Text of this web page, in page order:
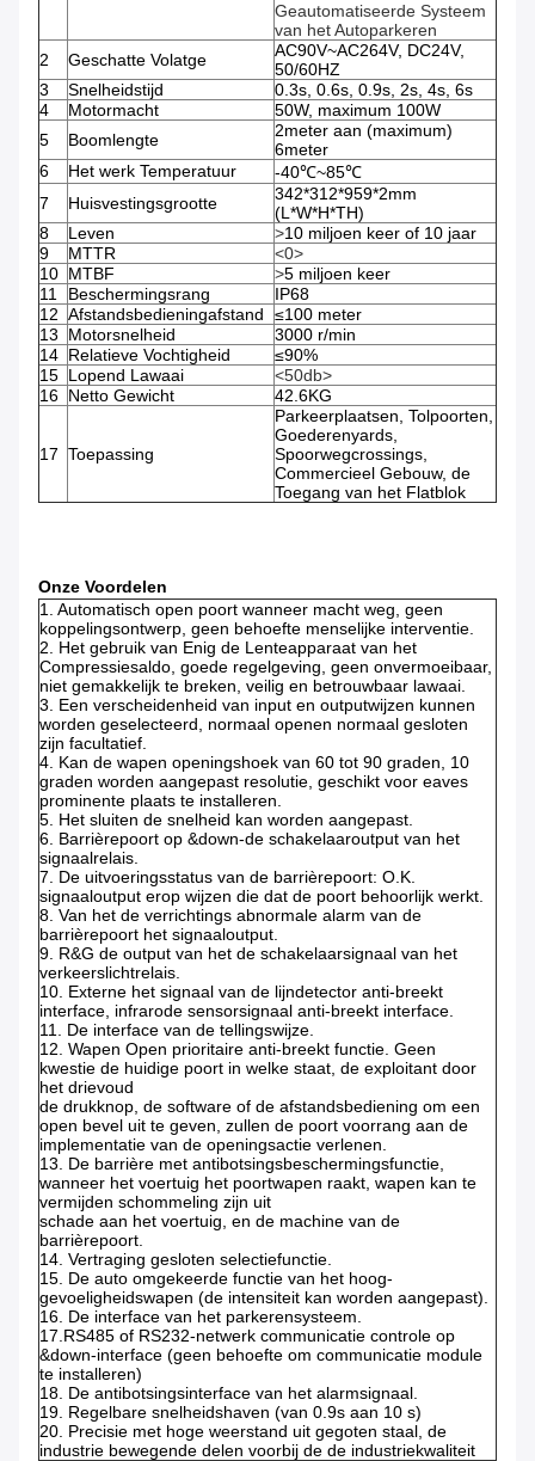
Geautomatiseerde Systeem
van het Autoparkeren
2
Geschatte Volatge
AC90V~AC264V, DC24V,
50/60HZ
3
Snelheidstijd
0.3s, 0.6s, 0.9s, 2s, 4s, 6s
4
Motormacht
50W, maximum 100W
5
Boomlengte
2meter aan (maximum)
6meter
6
Het werk Temperatuur
-40℃~85℃
7
Huisvestingsgrootte
342*312*959*2mm
(L*W*H*TH)
8
Leven >10 miljoen keer of 10 jaar
9
MTTR
<0>
10 MTBF >5 miljoen keer
11
Beschermingsrang
IP68
12 Afstandsbedieningafstand
≤100 meter
13
Motorsnelheid
3000 r/min
14 Relatieve Vochtigheid
≤90%
15 Lopend Lawaai
<50db>
16 Netto Gewicht 42.6KG
17 Toepassing
Parkeerplaatsen, Tolpoorten,
Goederenyards,
Spoorwegcrossings,
Commercieel Gebouw, de
Toegang van het Flatblok
Onze Voordelen
1. Automatisch open poort wanneer macht weg, geen
koppelingsontwerp, geen behoefte menselijke interventie.
2. Het gebruik van Enig de Lenteapparaat van het
Compressiesaldo, goede regelgeving, geen onvermoeibaar,
niet gemakkelijk te breken, veilig en betrouwbaar lawaai.
3. Een verscheidenheid van input en outputwijzen kunnen
worden geselecteerd, normaal openen normaal gesloten
zijn facultatief.
4. Kan de wapen openingshoek van 60 tot 90 graden, 10
graden worden aangepast resolutie, geschikt voor eaves
prominente plaats te installeren.
5. Het sluiten de snelheid kan worden aangepast.
6. Barrièrepoort op &down-de schakelaaroutput van het
signaalrelais.
7. De uitvoeringsstatus van de barrièrepoort: O.K.
signaaloutput erop wijzen die dat de poort behoorlijk werkt.
8. Van het de verrichtings abnormale alarm van de
barrièrepoort het signaaloutput.
9. R&G de output van het de schakelaarsignaal van het
verkeerslichtrelais.
10. Externe het signaal van de lijndetector anti-breekt
interface, infrarode sensorsignaal anti-breekt interface.
11. De interface van de tellingswijze.
12. Wapen Open prioritaire anti-breekt functie. Geen
kwestie de huidige poort in welke staat, de exploitant door
het drievoud
de drukknop, de software of de afstandsbediening om een
open bevel uit te geven, zullen de poort voorrang aan de
implementatie van de openingsactie verlenen.
13. De barrière met antibotsingsbeschermingsfunctie,
wanneer het voertuig het poortwapen raakt, wapen kan te
vermijden schommeling zijn uit
schade aan het voertuig, en de machine van de
barrièrepoort.
14. Vertraging gesloten selectiefunctie.
15. De auto omgekeerde functie van het hoog-
gevoeligheidswapen (de intensiteit kan worden aangepast).
16. De interface van het parkerensysteem.
17.RS485 of RS232-netwerk communicatie controle op
&down-interface (geen behoefte om communicatie module
te installeren)
18. De antibotsingsinterface van het alarmsignaal.
19. Regelbare snelheidshaven (van 0.9s aan 10 s)
20. Precisie met hoge weerstand uit gegoten staal, de
industrie bewegende delen voorbij de de industriekwaliteit